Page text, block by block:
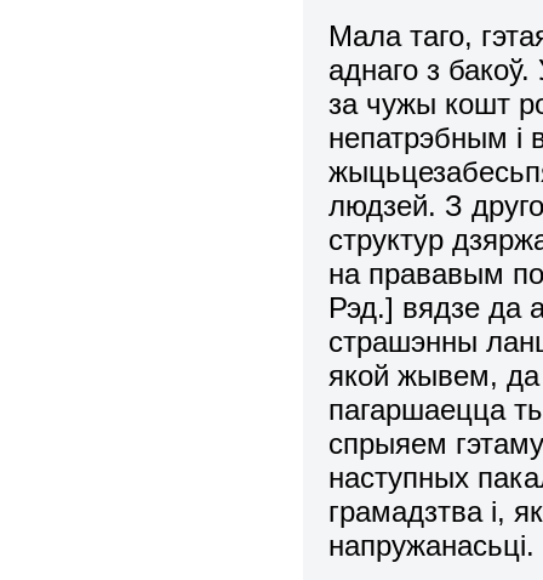
Мала таго,
аднаго з
за чужы кошт
непатpэбным і
людзей. З
структур
на прававым
Рэд.] вядзе да
стpашэнны
якой жывем, да
пагаpшаецца
спpыяем
наступных
гpамадзтва і,
напpужанасьці.